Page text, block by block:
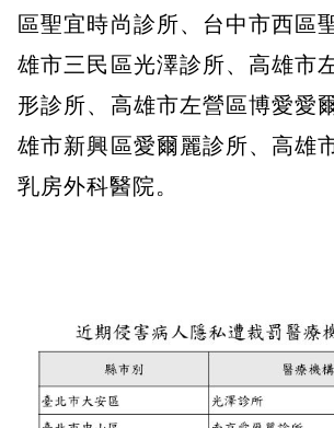
區聖宜時尚診所、台中市西區
雄市三民區光澤診所、高雄市
形診所、高雄市左營區博愛愛
雄市新興區愛爾麗診所、高雄
乳房外科醫院。